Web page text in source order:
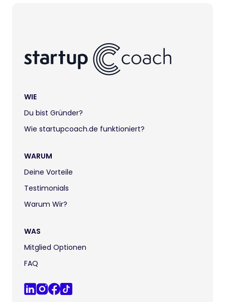
WIE
Du bist Gründer?
Wie startupcoach.de funktioniert?
WARUM
Deine Vorteile
Testimonials
Warum Wir?
WAS
Mitglied Optionen
FAQ